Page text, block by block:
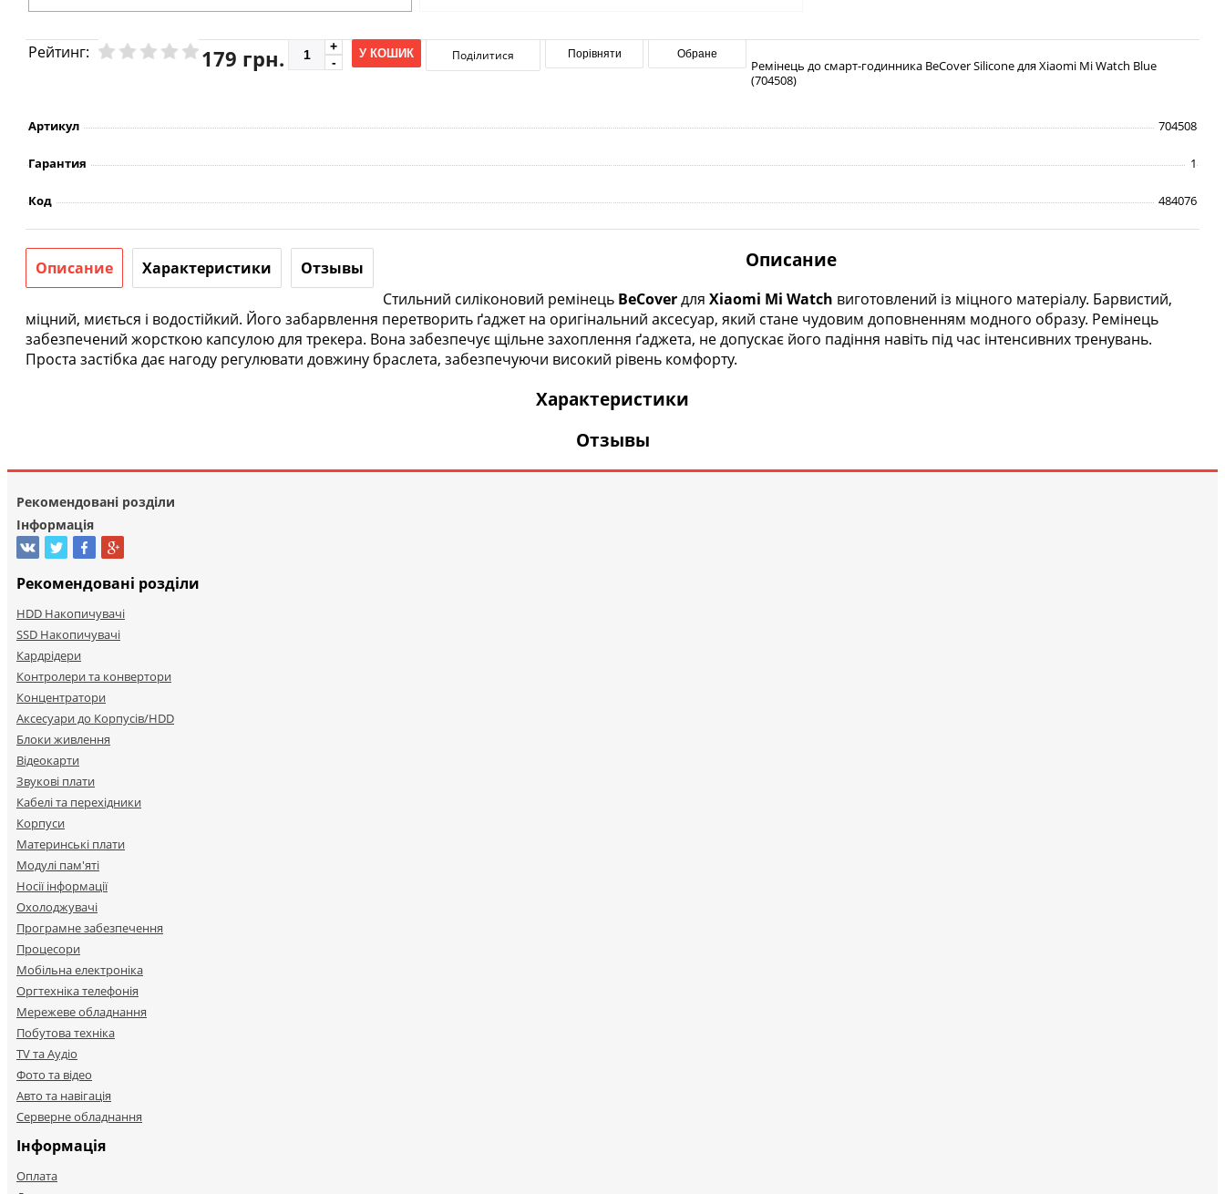
Рейтинг: 179 грн. У КОШИК Поділитися Порівняти Обране
Ремінець до смарт-годинника BeCover Silicone для Xiaomi Mi Watch Blue
(704508)
Артикул 704508
Гарантия 1
Код 484076
Описание Характеристики Отзывы Описание
Стильний силіконовий ремінець BeCoverдля Xiaomi Mi Watch виготовлений із міцного матеріалу. Барвистий,
міцний, миється і водостійкий. Його забарвлення перетворить ґаджет на оригінальний аксесуар, який стане чудовим доповненням модного образу. Ремінець
забезпечений жорсткою капсулою для трекера. Вона забезпечує щільне захоплення ґаджета, не допускає його падіння навіть під час інтенсивних тренувань.
Проста застібка дає нагоду регулювати довжину браслета, забезпечуючи високий рівень комфорту.
Характеристики
Отзывы
Рекомендовані розділи
Інформація
Рекомендовані розділи
HDD Накопичувачі
SSD Накопичувачі
Кардрідери
Контролери та конвертори
Концентратори
Аксесуари до Корпусів/HDD
Блоки живлення
Відеокарти
Звукові плати
Кабелі та перехідники
Корпуси
Материнські плати
Модулі пам'яті
Носії інформації
Охолоджувачі
Програмне забезпечення
Процесори
Мобільна електроніка
Оргтехніка телефонія
Мережеве обладнання
Побутова техніка
TV та Аудіо
Фото та відео
Авто та навігація
Серверне обладнання
Інформація
Оплата